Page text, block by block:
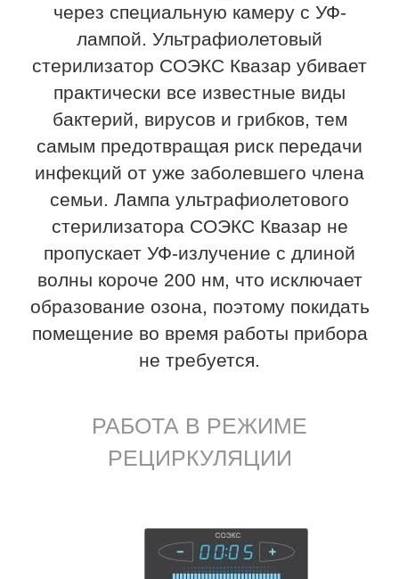
через специальную камеру с УФ-
лампой. Ультрафиолетовый
стерилизатор СОЭКС Квазар убивает
практически все известные виды
бактерий, вирусов и грибков, тем
самым предотвращая риск передачи
инфекций от уже заболевшего члена
семьи. Лампа ультрафиолетового
стерилизатора СОЭКС Квазар не
пропускает УФ-излучение с длиной
волны короче 200 нм, что исключает
образование озона, поэтому покидать
помещение во время работы прибора
не требуется.
РАБОТА В РЕЖИМЕ
РЕЦИРКУЛЯЦИИ